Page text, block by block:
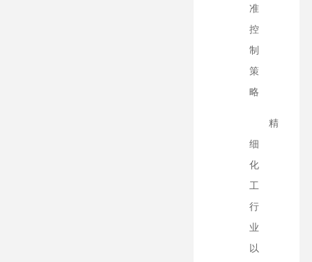
准
控
制
策
略
精
细
化
工
行
业
以